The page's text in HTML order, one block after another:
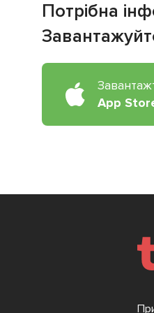
Потрібна
App